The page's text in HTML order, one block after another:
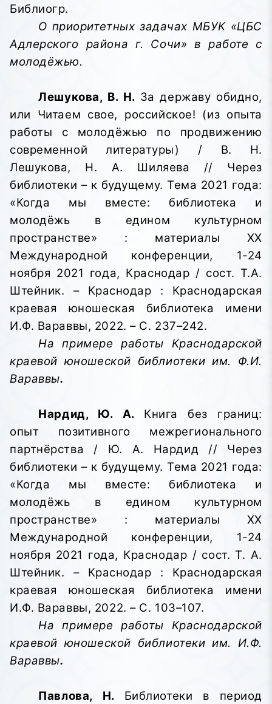
Библиогр.
О приоритетных задачах МБУК «ЦБС
Адлерского района г. Сочи» в работе с
молодёжью.
Лешукова, В. Н. За державу обидно,
или Читаем свое, российское! (из опыта
работы с молодёжью по продвижению
современной литературы) / В. Н.
Лешукова, Н. А. Шиляева // Через
библиотеки – к будущему. Тема 2021 года:
«Когда мы вместе: библиотека и
молодёжь в едином культурном
пространстве» : материалы XX
Международной конференции, 1-24
ноября 2021 года, Краснодар / сост. Т.А.
Штейник. – Краснодар : Краснодарская
краевая юношеская библиотека имени
И.Ф. Вараввы, 2022. – С. 237–242.
На примере работы Краснодарской
краевой юношеской библиотеки им. Ф.И.
Вараввы.
Нардид, Ю. А. Книга без границ:
опыт позитивного межрегионального
партнёрства / Ю. А. Нардид // Через
библиотеки – к будущему. Тема 2021 года:
«Когда мы вместе: библиотека и
молодёжь в едином культурном
пространстве» : материалы XX
Международной конференции, 1-24
ноября 2021 года, Краснодар / сост. Т. А.
Штейник. – Краснодар : Краснодарская
краевая юношеская библиотека имени
И.Ф. Вараввы, 2022. – С. 103–107.
На примере работы Краснодарской
краевой юношеской библиотеки им. И.Ф.
Вараввы.
Павлова, Н. Библиотеки в период